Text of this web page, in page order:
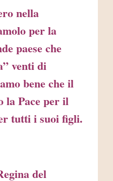
nella
per la
paese che
venti di
bene che il
la Pace per il
tutti i suoi figli.
del